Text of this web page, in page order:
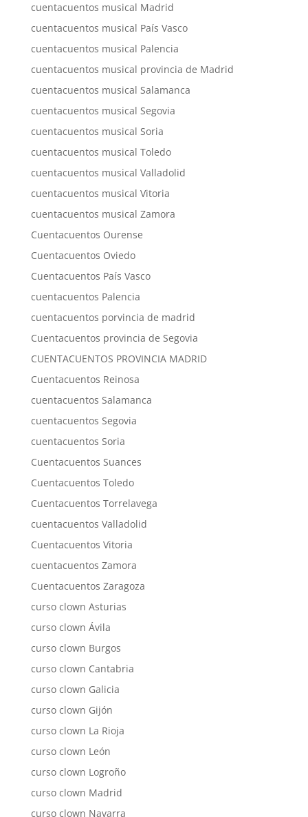
cuentacuentos musical Madrid
cuentacuentos musical País Vasco
cuentacuentos musical Palencia
cuentacuentos musical provincia de Madrid
cuentacuentos musical Salamanca
cuentacuentos musical Segovia
cuentacuentos musical Soria
cuentacuentos musical Toledo
cuentacuentos musical Valladolid
cuentacuentos musical Vitoria
cuentacuentos musical Zamora
Cuentacuentos Ourense
Cuentacuentos Oviedo
Cuentacuentos País Vasco
cuentacuentos Palencia
cuentacuentos porvincia de madrid
Cuentacuentos provincia de Segovia
CUENTACUENTOS PROVINCIA MADRID
Cuentacuentos Reinosa
cuentacuentos Salamanca
cuentacuentos Segovia
cuentacuentos Soria
Cuentacuentos Suances
Cuentacuentos Toledo
Cuentacuentos Torrelavega
cuentacuentos Valladolid
Cuentacuentos Vitoria
cuentacuentos Zamora
Cuentacuentos Zaragoza
curso clown Asturias
curso clown Ávila
curso clown Burgos
curso clown Cantabria
curso clown Galicia
curso clown Gijón
curso clown La Rioja
curso clown León
curso clown Logroño
curso clown Madrid
curso clown Navarra